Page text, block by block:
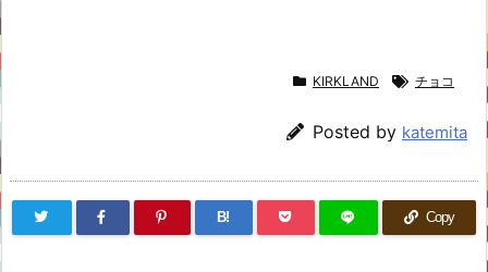
KIRKLAND チョコ
Posted by katemita
B! Copy